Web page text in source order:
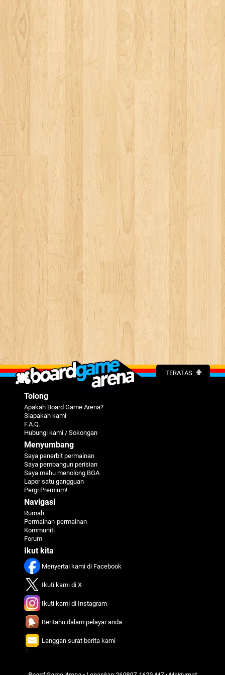
TERATAS
Tolong
Apakah Board Game Arena?
Siapakah kami
F.A.Q.
Hubungi kami / Sokongan
Menyumbang
Saya penerbit permainan
Saya pembangun perisian
Saya mahu menolong BGA
Lapor satu gangguan
Pergi Premium!
Navigasi
Rumah
Permainan-permainan
Kommuniti
Forum
Ikut kita
Menyertai kami di Facebook
Ikuti kami di X
Ikuti kami di Instagram
Beritahu dalam pelayar anda
Langgan surat berita kami
π